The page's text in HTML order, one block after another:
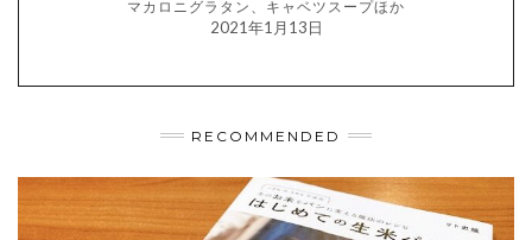
マカロニグラタン、キャベツスープほか
2021年1月13日
RECOMMENDED